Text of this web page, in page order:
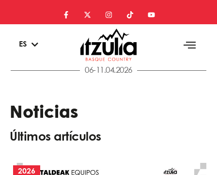
ES
EN
06-11.04.2026
Noticias
Últimos artículos
2026